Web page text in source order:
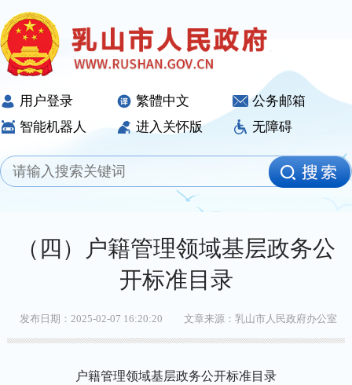
用户登录 繁體中文
公务邮箱
智能机器人
进入关怀版 无障碍
（四）户籍管理领域基层政务公
开标准目录
发布日期：2025-02-07 16:20:20 文章来源：乳山市人民政府办公室
户籍管理领域基层政务公开标准目录